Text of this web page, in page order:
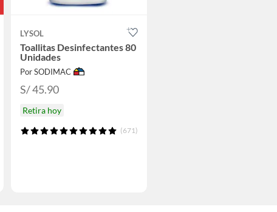
LYSOL
Toallitas Desinfectantes 80
Unidades
Por SODIMAC
S/ 45.90
Retira hoy
(671)